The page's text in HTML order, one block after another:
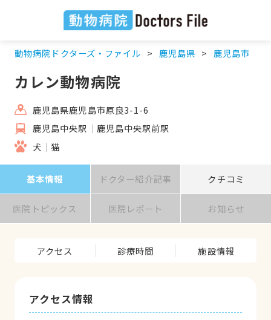
動物病院ドクターズ・ファイル 鹿児島県 鹿児島市
カレン動物病院
鹿児島県鹿児島市原良3-1-6
鹿児島中央駅
鹿児島中央駅前駅
犬
猫
基本情報 ドクター紹介記事 クチコミ
医院トピックス 医院レポート お知らせ
アクセス 診療時間 施設情報
アクセス情報